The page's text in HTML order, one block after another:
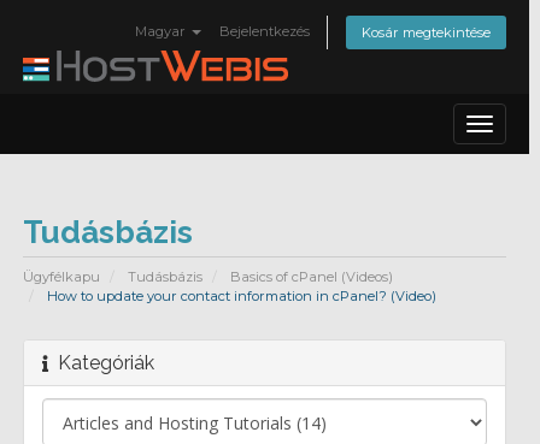
Magyar Bejelentkezés Kosár megtekintése
Toggle
Tudásbázis
Ügyfélkapu Tudásbázis
Basics of cPanel (Videos)
How to update your contact information in cPanel? (Video)
Kategóriák